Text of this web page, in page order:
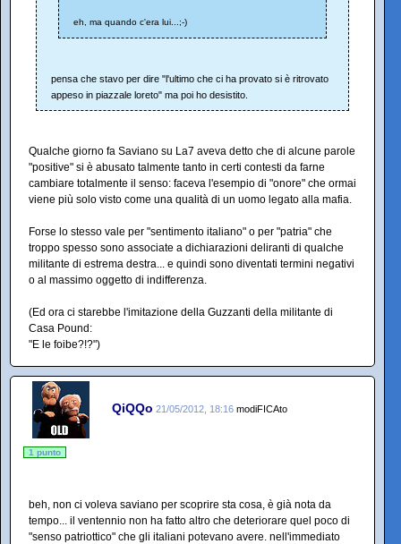
eh, ma quando c'era lui...;-)
pensa che stavo per dire "l'ultimo che ci ha provato si è ritrovato
appeso in piazzale loreto" ma poi ho desistito.
Qualche giorno fa Saviano su La7 aveva detto che di alcune parole
"positive" si è abusato talmente tanto in certi contesti da farne
cambiare totalmente il senso: faceva l'esempio di "onore" che ormai
viene più solo visto come una qualità di un uomo legato alla mafia.
Forse lo stesso vale per "sentimento italiano" o per "patria" che
troppo spesso sono associate a dichiarazioni deliranti di qualche
militante di estrema destra... e quindi sono diventati termini negativi
o al massimo oggetto di indifferenza.
(Ed ora ci starebbe l'imitazione della Guzzanti della militante di
Casa Pound:
"E le foibe?!?")
QiQQo 21/05/2012, 18:16 modiFICAto
1 punto
beh, non ci voleva saviano per scoprire sta cosa, è già nota da
tempo... il ventennio non ha fatto altro che deteriorare quel poco di
"senso patriottico" che gli italiani potevano avere. nell'immediato